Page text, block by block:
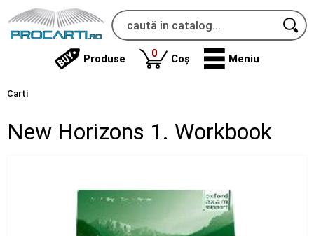
Produse 0produse
Coș Meniu
Carti
New Horizons 1. Workbook